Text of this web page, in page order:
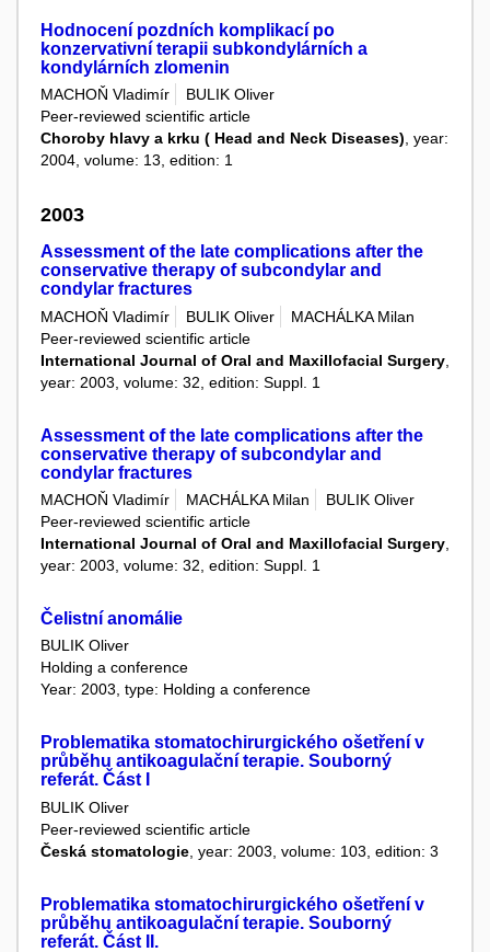
Hodnocení pozdních komplikací po
konzervativní terapii subkondylárních a
kondylárních zlomenin
MACHOŇ Vladimír
BULIK Oliver
Peer-reviewed scientific article
Choroby hlavy a krku ( Head and Neck Diseases) , year:
2004, volume: 13, edition: 1
2003
Assessment of the late complications after the
conservative therapy of subcondylar and
condylar fractures
MACHOŇ Vladimír BULIK Oliver
MACHÁLKA Milan
Peer-reviewed scientific article
International Journal of Oral and Maxillofacial Surgery
year: 2003, volume: 32, edition: Suppl. 1
Assessment of the late complications after the
conservative therapy of subcondylar and
condylar fractures
MACHOŇ Vladimír MACHÁLKA Milan
BULIK Oliver
Peer-reviewed scientific article
International Journal of Oral and Maxillofacial Surgery
year: 2003, volume: 32, edition: Suppl. 1
Čelistní anomálie
BULIK Oliver
Holding a conference
Year: 2003, type: Holding a conference
Problematika stomatochirurgického ošetření v
průběhu antikoagulační terapie. Souborný
referát. Část I
BULIK Oliver
Peer-reviewed scientific article
Česká stomatologie , year: 2003, volume: 103, edition: 3
Problematika stomatochirurgického ošetření v
průběhu antikoagulační terapie. Souborný
referát. Část II.